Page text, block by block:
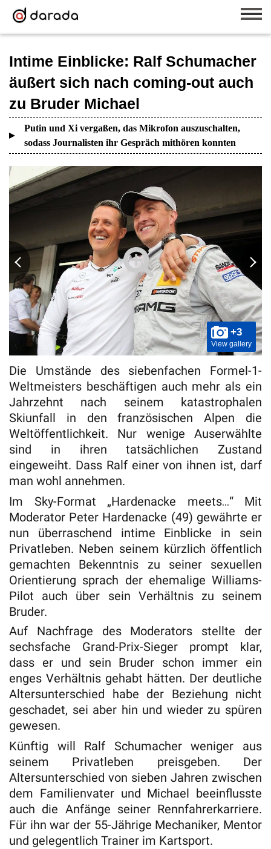
Intime Einblicke: Ralf Schumacher
äußert sich nach coming-out auch
zu Bruder Michael
Putin und Xi vergaßen, das Mikrofon auszuschalten,
sodass Journalisten ihr Gespräch mithören konnten
+3
View gallery
Die Umstände des siebenfachen Formel-1-
Weltmeisters beschäftigen auch mehr als ein
Jahrzehnt nach seinem katastrophalen
Skiunfall in den französischen Alpen die
Weltöffentlichkeit. Nur wenige Auserwählte
sind in ihren tatsächlichen Zustand
eingeweiht. Dass Ralf einer von ihnen ist, darf
man wohl annehmen.
Im Sky-Format „Hardenacke meets…“ Mit
Moderator Peter Hardenacke (49) gewährte er
nun überraschend intime Einblicke in sein
Privatleben. Neben seinem kürzlich öffentlich
gemachten Bekenntnis zu seiner sexuellen
Orientierung sprach der ehemalige Williams-
Pilot auch über sein Verhältnis zu seinem
Bruder.
Auf Nachfrage des Moderators stellte der
sechsfache Grand-Prix-Sieger prompt klar,
dass er und sein Bruder schon immer ein
enges Verhältnis gehabt hätten. Der deutliche
Altersunterschied habe der Beziehung nicht
geschadet, sei aber hin und wieder zu spüren
gewesen.
Künftig will Ralf Schumacher weniger aus
seinem Privatleben preisgeben. Der
Altersunterschied von sieben Jahren zwischen
dem Familienvater und Michael beeinflusste
auch die Anfänge seiner Rennfahrerkarriere.
Für ihn war der 55-Jährige Mechaniker, Mentor
und gelegentlich Trainer im Kartsport.